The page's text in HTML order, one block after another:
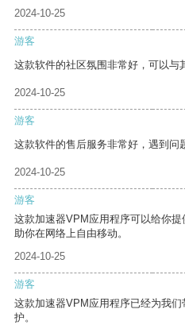
2024-10-25
游客
这款软件的社区氛围非常好，可以与
2024-10-25
游客
这款软件的售后服务非常好，遇到问
2024-10-25
游客
这款加速器VPM应用程序可以给你
助你在网络上自由移动。
2024-10-25
游客
这款加速器VPM应用程序已经为我
护。